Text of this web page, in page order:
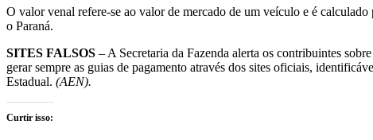
O valor venal refere-se ao valor de mercado de um veículo e é
o Paraná.
SITES FALSOS – A Secretaria da Fazenda alerta os contribuintes
gerar sempre as guias de pagamento através dos sites oficiais,
Estadual. (AEN).
Curtir isso: